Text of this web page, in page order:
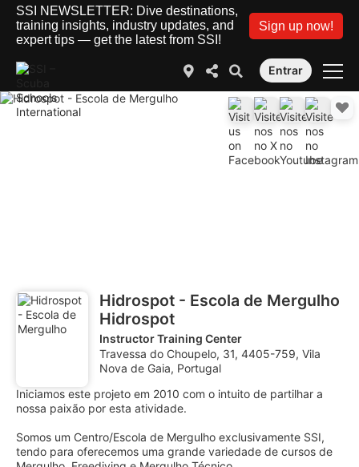
SSI NEWSLETTER: Dive destinations,
training insights, industry updates, and
expert tips — get the latest from SSI!
Sign up now!
Entrar
Hidrospot - Escola de Mergulho
Hidrospot
Instructor Training Center
Travessa do Choupelo, 31, 4405-759, Vila
Nova de Gaia, Portugal
Iniciamos este projeto em 2010 com o intuito de partilhar a
nossa paixão por esta atividade.
Somos um Centro/Escola de Mergulho exclusivamente SSI,
tendo para oferecemos uma grande variedade de cursos de